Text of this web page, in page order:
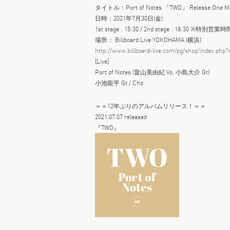
タイトル：Port of Notes 「TWO」 Release One
日時：2021年7月30日(金)
1st stage : 15:30 / 2nd stage : 18:30 ※特別営業時
場所： Billboard Live YOKOHAMA (横浜)
http://www.billboard-live.com/pg/shop/
[Live]
Port of Notes (畠山美由紀 Vo, 小島大介 Gt)
小池龍平 Gt / Cho
＝＝12年ぶりのアルバムリリース！＝＝
2021.07.07 released
『TWO』